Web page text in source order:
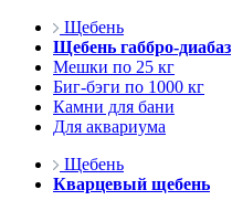
Щебень
Щебень габбро-диабаз
Мешки по 25 кг
Биг-бэги по 1000 кг
Камни для бани
Для аквариума
Щебень
Кварцевый щебень